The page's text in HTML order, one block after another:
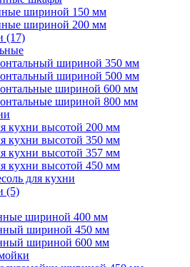
шириной 150 мм
шириной 200 мм
(17)
шириной 350 мм
шириной 500 мм
шириной 600 мм
шириной 800 мм
кухни высотой 200 мм
кухни высотой 350 мм
кухни высотой 357 мм
кухни высотой 450 мм
для кухни
(5)
шириной 400 мм
шириной 450 мм
шириной 600 мм